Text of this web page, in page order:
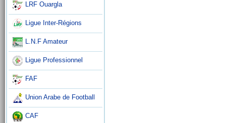
LRF Ouargla
Ligue Inter-Régions
L.N.F Amateur
Ligue Professionnel
FAF
Union Arabe de Football
CAF